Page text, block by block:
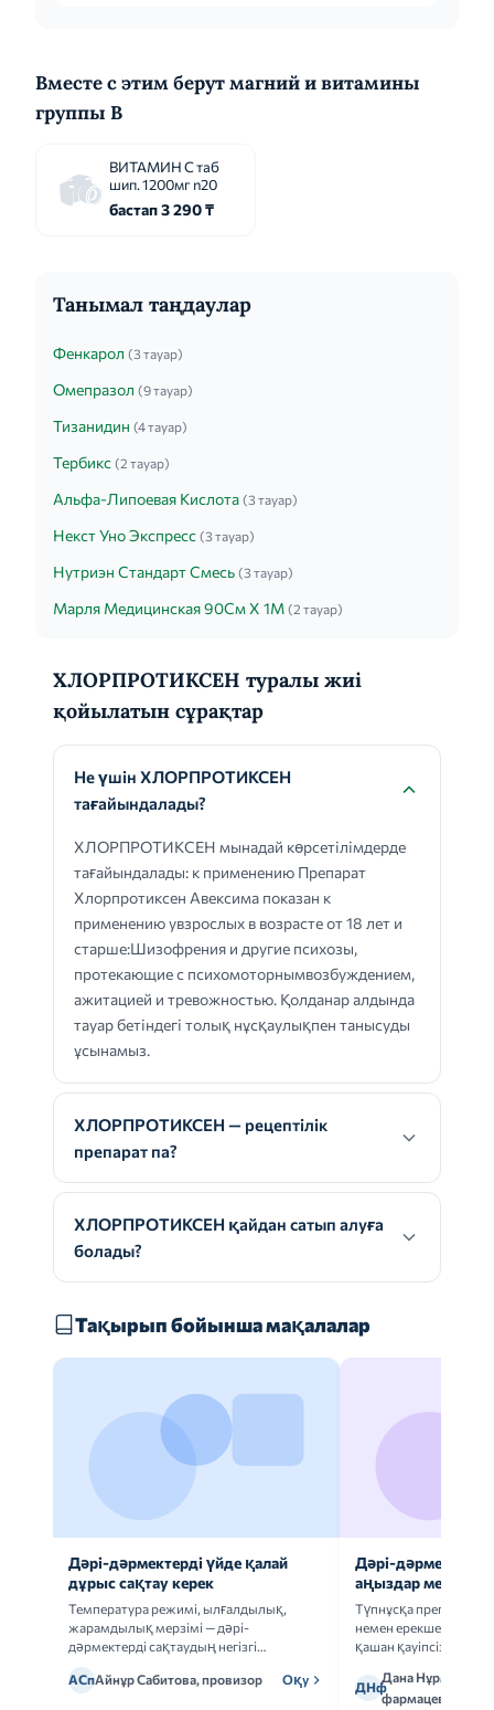
Вместе с этим берут магний и витамины
группы B
ВИТАМИН С таб
шип. 1200мг n20
бастап 3 290 ₸
Танымал таңдаулар
Фенкарол (3 тауар)
Омепразол (9 тауар)
Тизанидин (4 тауар)
Тербикс (2 тауар)
Альфа-Липоевая Кислота (3 тауар)
Некст Уно Экспресс (3 тауар)
Нутриэн Стандарт Смесь (3 тауар)
Марля Медицинская 90См Х 1М (2 тауар)
ХЛОРПРОТИКСЕН туралы жиі
қойылатын сұрақтар
Не үшін ХЛОРПРОТИКСЕН
тағайындалады?
ХЛОРПРОТИКСЕН мынадай көрсетілімдерде
тағайындалады: к применению Препарат
Хлорпротиксен Авексима показан к
применению увзрослых в возрасте от 18 лет и
старше:Шизофрения и другие психозы,
протекающие с психомоторнымвозбуждением,
ажитацией и тревожностью. Қолданар алдында
тауар бетіндегі толық нұсқаулықпен танысуды
ұсынамыз.
ХЛОРПРОТИКСЕН — рецептілік
препарат па?
ХЛОРПРОТИКСЕН қайдан сатып алуға
болады?
Тақырып бойынша мақалалар
Дәрі-дәрмектерді үйде қалай
дұрыс сақтау керек
Температура режимі, ылғалдылық,
жарамдылық мерзімі — дәрі-
дәрмектерді сақтаудың негізгі
АСпАйнұр Сабитова, провизор Оқу
Дәрі-дәрмек
аңыздар мен
Түпнұсқа
немен ерекшеленеді
қашан қауіпсіз.
ДНф
Дана
фармацевт